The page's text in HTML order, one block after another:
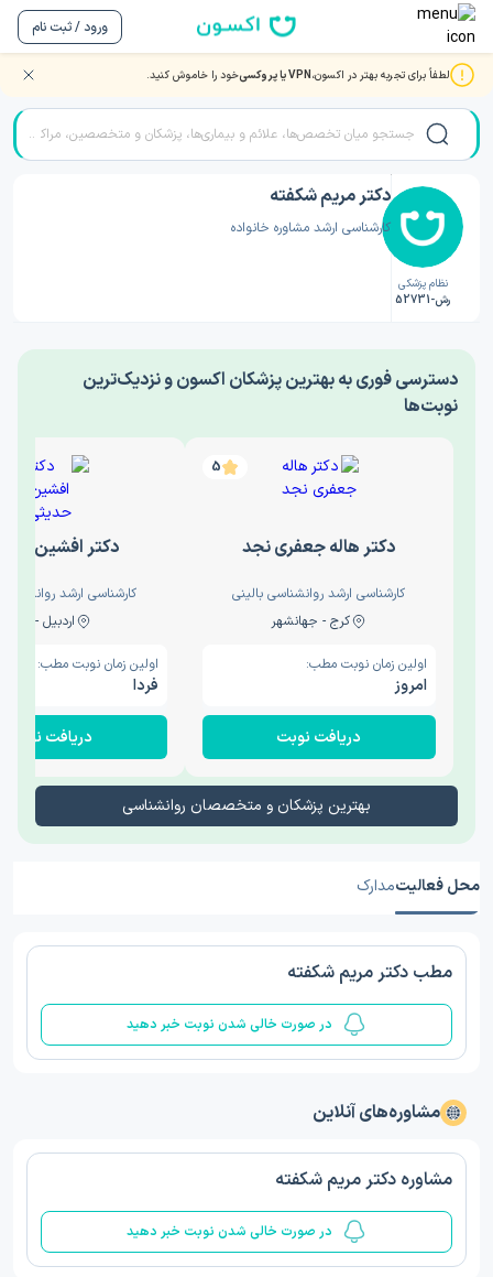
ورود / ثبت نام
لطفاً برای تجربه بهتر در اکسون،VPN یا پروکسی خود را خاموش کنید. صفحه اصلی/دکتر روانشناسی/دکتر مریم شکفته
نظام پزشکی
رش-52731
دکتر مریم شکفته
کارشناسی ارشد مشاوره خانواده
‎دسترسی فوری به بهترین پزشکان اکسون و نزدیک‌ترین
نوبت‌ها
5
دکتر هاله جعفری نجد
کارشناسی ارشد روانشناسی بالینی
کرج - جهانشهر
اولین زمان نوبت مطب:
امروز
دریافت نوبت
دکتر افشین
کارشناسی ارشد
اردبیل - والی
اولین زمان نوبت مطب:
فردا
دریافت نوبت
بهترین پزشکان و متخصصان روانشناسی
محل فعالیتمدارک
مطب دکتر مریم شکفته
در صورت خالی شدن نوبت خبر دهید
مشاوره‌های آنلاین
مشاوره دکتر مریم شکفته
در صورت خالی شدن نوبت خبر دهید